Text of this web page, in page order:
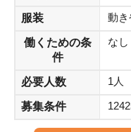
服装 動
働くための条
件
なし
必要人数 1人
募集条件